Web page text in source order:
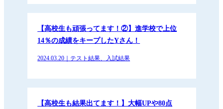
【高校生も頑張ってます！②】進学校で上位
14％の成績をキープしたYさん！
2024.03.20｜テスト結果、入試結果
【高校生も結果出てます！】大幅UPや80点